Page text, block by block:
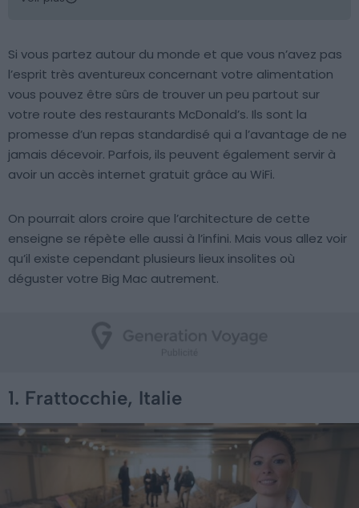
Si vous partez autour du monde et que vous n’avez pas
l’esprit très aventureux concernant votre alimentation
vous pouvez être sûrs de trouver un peu partout sur
votre route des restaurants McDonald’s. Ils sont la
promesse d’un repas standardisé qui a l’avantage de ne
jamais décevoir. Parfois, ils peuvent également servir à
avoir un accès internet gratuit grâce au WiFi.
On pourrait alors croire que l’architecture de cette
enseigne se répète elle aussi à l’infini. Mais vous allez voir
qu’il existe cependant plusieurs lieux insolites où
déguster votre Big Mac autrement.
1. Frattocchie, Italie